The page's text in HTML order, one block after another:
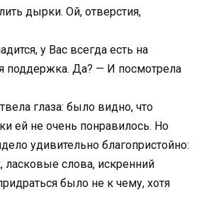
дырки. Ой, отверстия,
у Вас всегда есть на
поддержка. Да? — И посмотрела
глаза: было видно, что
ей не очень понравилось. Но
удивительно благопристойно:
ласковые слова, искренний
было не к чему, хотя